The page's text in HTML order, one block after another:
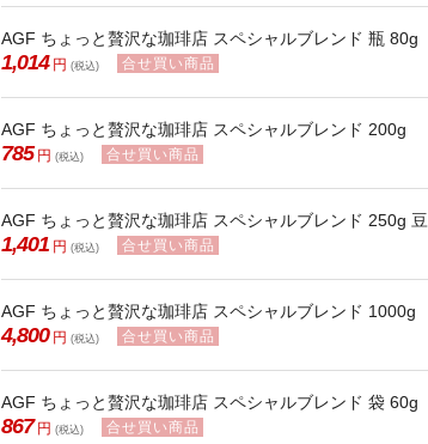
AGF ちょっと贅沢な珈琲店 スペシャルブレンド 瓶 80g
1,014 円 (税込) 合せ買い商品
AGF ちょっと贅沢な珈琲店 スペシャルブレンド 200g
785 円 (税込) 合せ買い商品
AGF ちょっと贅沢な珈琲店 スペシャルブレンド 250g 豆
1,401 円 (税込) 合せ買い商品
AGF ちょっと贅沢な珈琲店 スペシャルブレンド 1000g
4,800 円 (税込) 合せ買い商品
AGF ちょっと贅沢な珈琲店 スペシャルブレンド 袋 60g
867 円 (税込) 合せ買い商品